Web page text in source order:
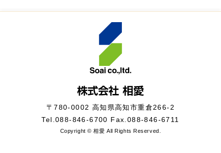
〒780-0002 高知県高知市重倉266-2
Tel.088-846-6700 Fax.088-846-6711
Copyright © 相愛 All Rights Reserved.